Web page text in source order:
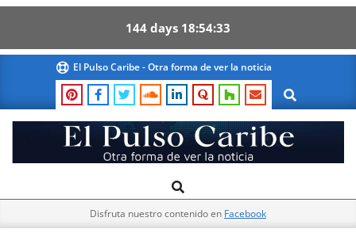
144 days 18 54 32
content
El Pulso Caribe - Otra forma de ver la noticia
Search
El
Pulso
Navigation
Search
Disfruta nuestro contenido en Facebook